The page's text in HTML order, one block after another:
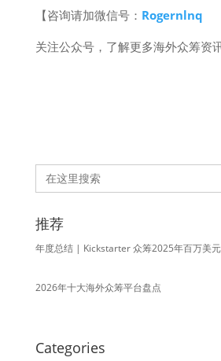
【咨询请加微信号： Rogernlnq
关注公众号，了解更多海外众筹资讯
Search
for:
推荐
年度总结 | Kickstarter 众筹2025年百万美
2026年十大海外众筹平台盘点
Categories